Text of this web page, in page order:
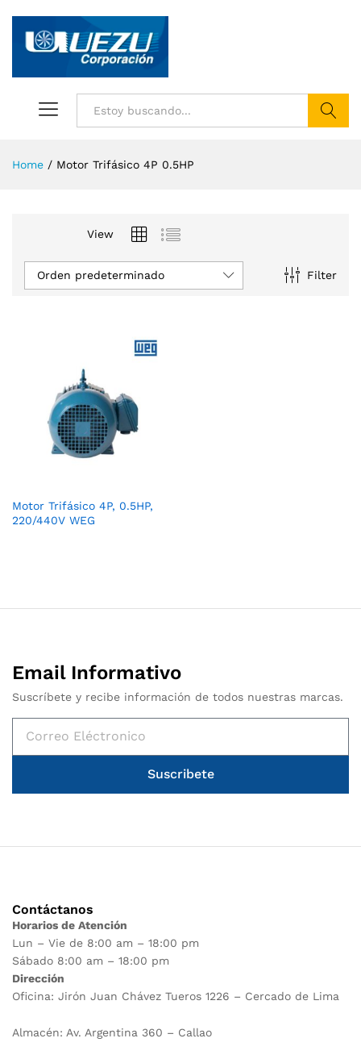
Home / Motor Trifásico 4P 0.5HP
View
Filter
Orden predeterminado
Motor Trifásico 4P, 0.5HP,
220/440V WEG
Email Informativo
Suscríbete y recibe información de todos nuestras marcas.
Suscribete
Contáctanos
Horarios de Atención
Lun – Vie de 8:00 am – 18:00 pm
Sábado 8:00 am – 18:00 pm
Dirección
Oficina: Jirón Juan Chávez Tueros 1226 – Cercado de Lima
Almacén: Av. Argentina 360 – Callao